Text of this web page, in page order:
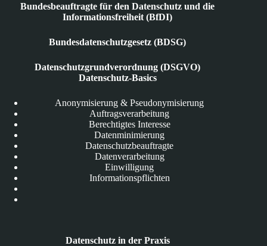
Bundesbeauftragte für den Datenschutz und die
Informationsfreiheit (BfDI)
Bundesdatenschutzgesetz (BDSG)
Datenschutzgrundverordnung (DSGVO)
Datenschutz-Basics
Anonymisierung & Pseudonymisierung
Auftragsverarbeitung
Berechtigtes Interesse
Datenminimierung
Datenschutzbeauftragte
Datenverarbeitung
Einwilligung
Informationspflichten
Datenschutz in der Praxis